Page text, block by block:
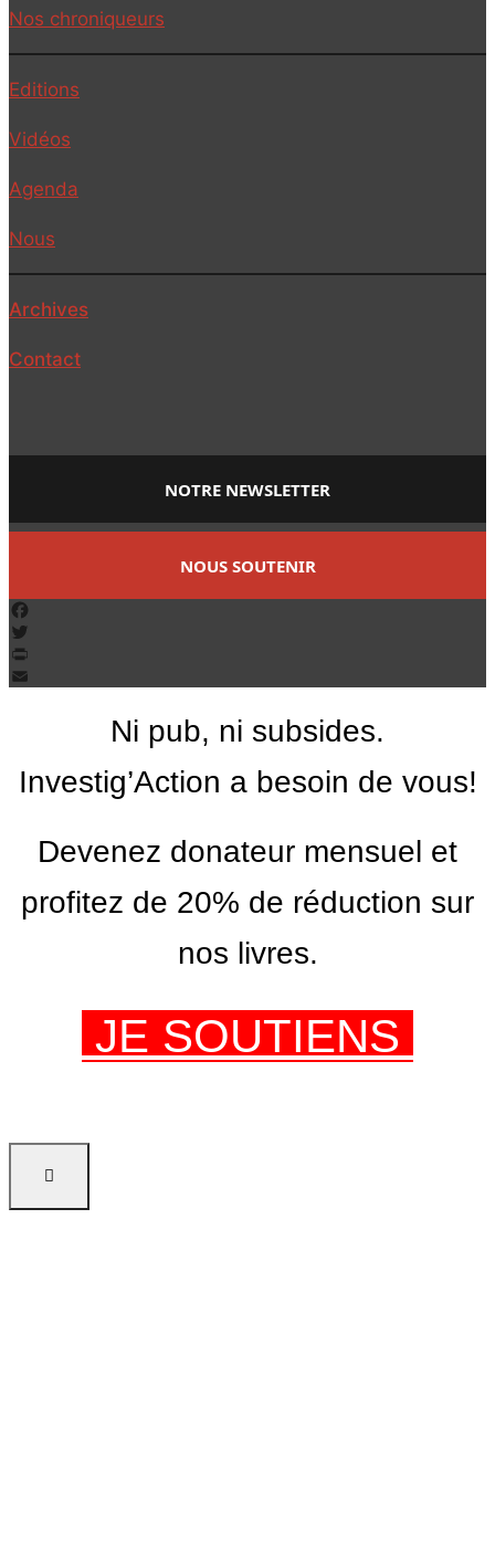
Nos chroniqueurs
Editions
Vidéos
Agenda
Nous
Archives
Contact
NOTRE NEWSLETTER
NOUS SOUTENIR
Facebook
Twitter
PrintFriendly
Ni pub, ni subsides.
Investig’Action a besoin de vous!
Devenez donateur mensuel et
profitez de 20% de réduction sur
nos livres.
JE SOUTIENS